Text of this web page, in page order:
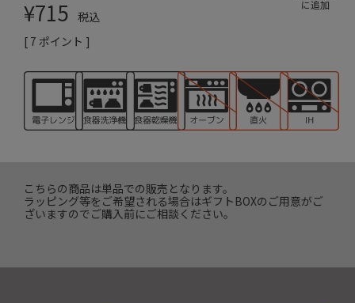
¥715 税込
[ 7 ポイント ]
こちらの商品は単品での販売となります。
ラッピング等をご希望される場合はギフトBOXのご用意がご
ざいますのでご購入前にご相談ください。